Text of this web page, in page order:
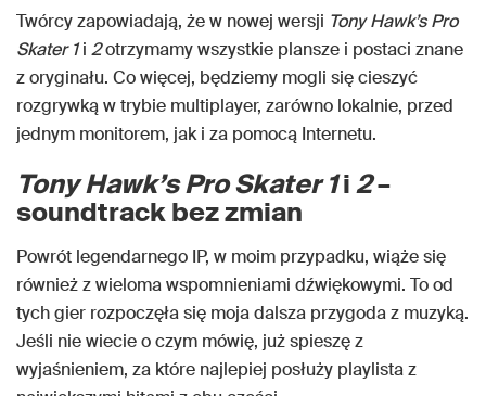
Twórcy zapowiadają, że w nowej wersji Tony Hawk’s Pro
Skater 1i 2otrzymamy wszystkie plansze i postaci znane
z oryginału. Co więcej, będziemy mogli się cieszyć
rozgrywką w trybie multiplayer, zarówno lokalnie, przed
jednym monitorem, jak i za pomocą Internetu.
Tony Hawk’s Pro Skater 1i2–
soundtrack bez zmian
Powrót legendarnego IP, w moim przypadku, wiąże się
również z wieloma wspomnieniami dźwiękowymi. To od
tych gier rozpoczęła się moja dalsza przygoda z muzyką.
Jeśli nie wiecie o czym mówię, już spieszę z
wyjaśnieniem, za które najlepiej posłuży playlista z